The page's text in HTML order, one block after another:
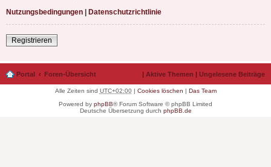
Nutzungsbedingungen | Datenschutzrichtlinie
Registrieren
Portal Foren-Übersicht | Aktive Themen | Ungelesene Beiträge
Alle Zeiten sind UTC+02:00| Cookies löschen | Das Team
Powered by phpBB® Forum Software © phpBB Limited
Deutsche Übersetzung durch phpBB.de